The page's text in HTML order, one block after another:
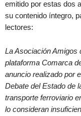
emitido por estas dos
su contenido íntegro,
lectores:
La Asociación Amigos
plataforma Comarca
anuncio realizado por
Debate del Estado de
transporte ferroviario
lo consideran